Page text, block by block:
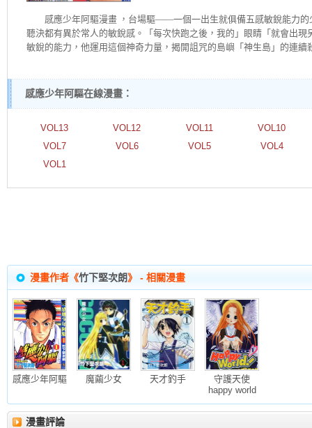
感應少年阿驅漫畫 ，台場驅——一個一出生就俱備五感敏銳能力的
聽決都有異於常人的敏銳感。「每次快跑之後，我的」眼睛「就會出
敏銳的能力，他運用這個神奇力量，揭開詛咒的島嶼「神生島」的連續
感應少年阿驅在線漫畫：
VOL13 VOL12 VOL11
VOL10
VOL7
VOL6 VOL5
VOL4
VOL1
漫畫作者《竹下堅次朗》 - 相關漫畫
感應少年阿驅 魔繭少女 天才釣手
守護天使
happy world
漫畫評論